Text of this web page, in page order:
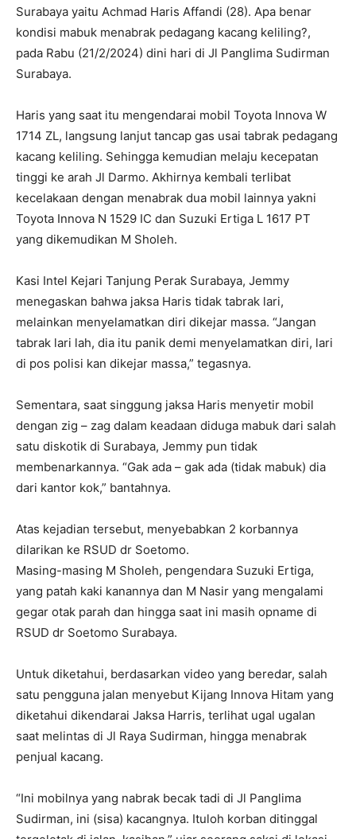
Surabaya yaitu Achmad Haris Affandi (28). Apa benar
kondisi mabuk menabrak pedagang kacang keliling?,
pada Rabu (21/2/2024) dini hari di Jl Panglima Sudirman
Surabaya.
Haris yang saat itu mengendarai mobil Toyota Innova W
1714 ZL, langsung lanjut tancap gas usai tabrak pedagang
kacang keliling. Sehingga kemudian melaju kecepatan
tinggi ke arah Jl Darmo. Akhirnya kembali terlibat
kecelakaan dengan menabrak dua mobil lainnya yakni
Toyota Innova N 1529 IC dan Suzuki Ertiga L 1617 PT
yang dikemudikan M Sholeh.
Kasi Intel Kejari Tanjung Perak Surabaya, Jemmy
menegaskan bahwa jaksa Haris tidak tabrak lari,
melainkan menyelamatkan diri dikejar massa. “Jangan
tabrak lari lah, dia itu panik demi menyelamatkan diri, lari
di pos polisi kan dikejar massa,” tegasnya.
Sementara, saat singgung jaksa Haris menyetir mobil
dengan zig – zag dalam keadaan diduga mabuk dari salah
satu diskotik di Surabaya, Jemmy pun tidak
membenarkannya. “Gak ada – gak ada (tidak mabuk) dia
dari kantor kok,” bantahnya.
Atas kejadian tersebut, menyebabkan 2 korbannya
dilarikan ke RSUD dr Soetomo.
Masing-masing M Sholeh, pengendara Suzuki Ertiga,
yang patah kaki kanannya dan M Nasir yang mengalami
gegar otak parah dan hingga saat ini masih opname di
RSUD dr Soetomo Surabaya.
Untuk diketahui, berdasarkan video yang beredar, salah
satu pengguna jalan menyebut Kijang Innova Hitam yang
diketahui dikendarai Jaksa Harris, terlihat ugal ugalan
saat melintas di Jl Raya Sudirman, hingga menabrak
penjual kacang.
“Ini mobilnya yang nabrak becak tadi di Jl Panglima
Sudirman, ini (sisa) kacangnya. Ituloh korban ditinggal